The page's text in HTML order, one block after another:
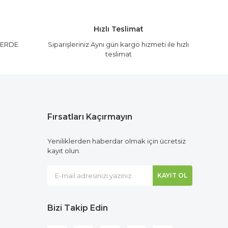
Hızlı Teslimat
Siparişleriniz Aynı gün kargo hizmeti ile hızlı
teslimat
Fırsatları Kaçırmayın
Yeniliklerden haberdar olmak için ücretsiz
kayıt olun.
KAYIT OL
Bizi Takip Edin